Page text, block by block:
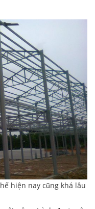
hiện nay cũng khá lâu